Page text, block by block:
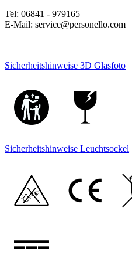
Tel: 06841 - 979165
E-Mail: service@personello.com
Sicherheitshinweise 3D Glasfoto
Sicherheitshinweise Leuchtsockel